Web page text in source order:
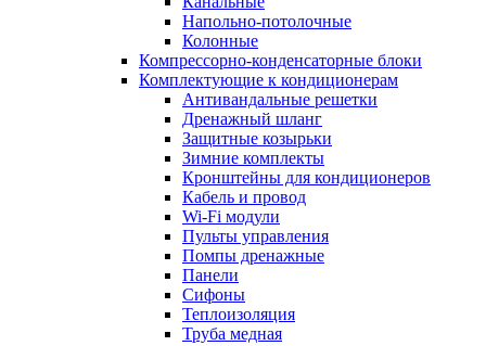
Напольно-потолочные
Колонные
Компрессорно-конденсаторные блоки
Комплектующие к кондиционерам
Антивандальные решетки
Дренажный шланг
Защитные козырьки
Зимние комплекты
Кронштейны для кондиционеров
Кабель и провод
Wi-Fi модули
Пульты управления
Помпы дренажные
Панели
Сифоны
Теплоизоляция
Труба медная